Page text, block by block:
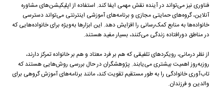
فناوری نیز می‌تواند در آینده نقش مهمی ایفا کند. استفاده از اپلیکیشن‌های مشاوره
آنلاین، گروه‌های حمایتی مجازی و برنامه‌های آموزشی اینترنتی می‌تواند دسترسی
خانواده‌ها به منابع کمک‌رسانی را افزایش دهد. این ابزارها به‌ویژه برای خانواده‌هایی که
در مناطق دورافتاده زندگی می‌کنند، بسیار مفید هستند.
از نظر درمانی، رویکردهای تلفیقی که هم بر فرد معتاد و هم بر خانواده تمرکز دارند،
روزبه‌روز اهمیت بیشتری می‌یابند. پژوهشگران در حال بررسی روش‌هایی هستند که
تاب‌آوری خانوادگی را به طور مستقیم تقویت کند، مانند برنامه‌های آموزش گروهی برای
والدین و فرزندان.